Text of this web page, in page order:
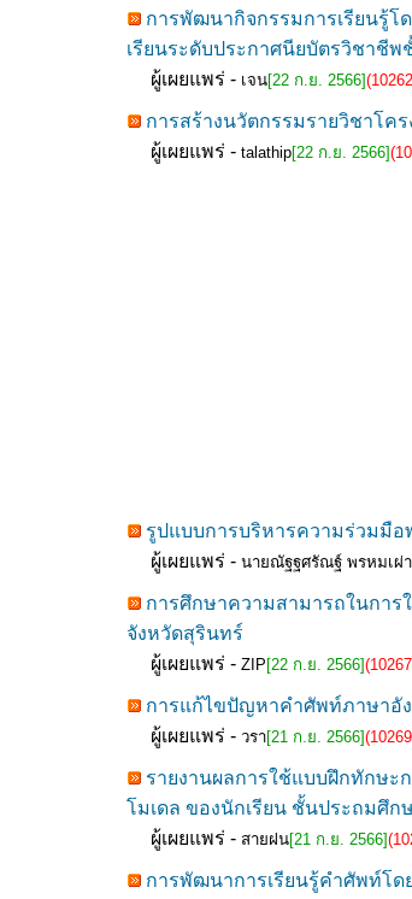
การพัฒนากิจกรรมการเรียนรู้โ
เรียนระดับประกาศนียบัตรวิชาชี
ผู้เผยแพร่ - เจน[22 ก.ย. 2566]
การสร้างนวัตกรรมรายวิชาโค
ผู้เผยแพร่ - talathip[22 ก.ย. 2566]
รูปแบบการบริหารความร่วมมือ
ผู้เผยแพร่ - นายณัฐฐศรัณฐ์ พรหมเผ่า
การศึกษาความสามารถในกา
จังหวัดสุรินทร์
ผู้เผยแพร่ - ZIP [22 ก.ย. 2566]
การแก้ไขปัญหาคำศัพท์ภาษาอัง
ผู้เผยแพร่ - วรา[21 ก.ย. 2566]
รายงานผลการใช้แบบฝึกทักษะ
โมเดล ของนักเรียน ชั้นประถมศึก
ผู้เผยแพร่ - สายฝน[21 ก.ย. 2566]
การพัฒนาการเรียนรู้คำศัพท์โด